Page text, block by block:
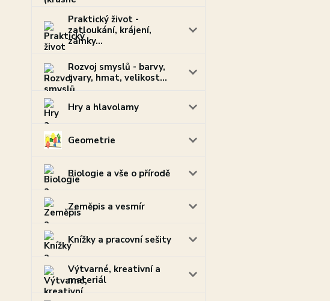
Praktický život -
zatloukání, krájení,
zámky...
Rozvoj smyslů - barvy,
tvary, hmat, velikost...
Hry a hlavolamy
Geometrie
Biologie a vše o přírodě
Zeměpis a vesmír
Knížky a pracovní sešity
Výtvarné, kreativní a
materiál